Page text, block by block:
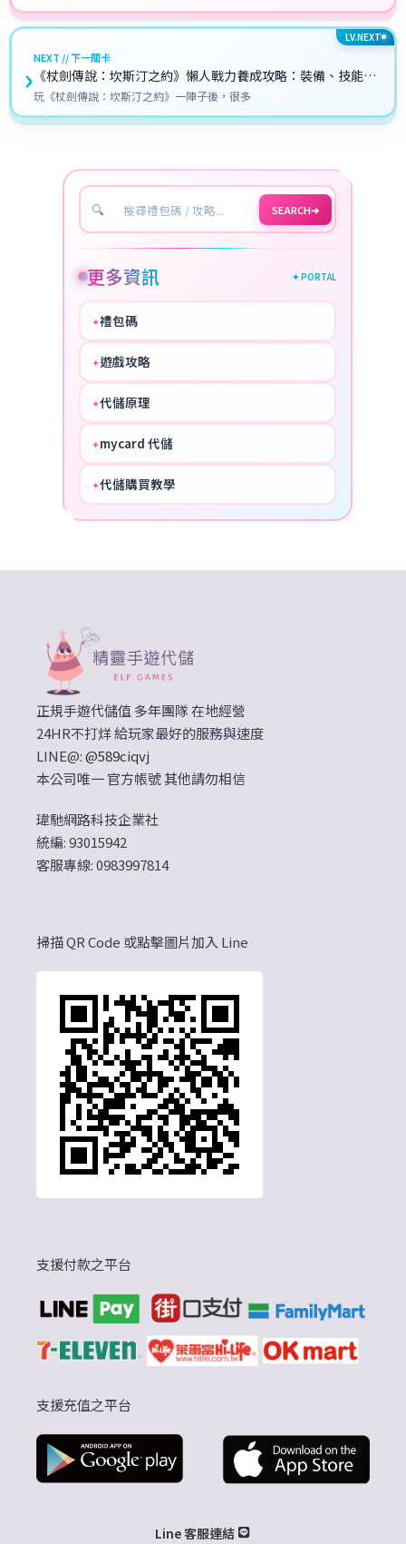
LV.NEXT
NEXT // 下一關卡
《杖劍傳說：坎斯汀之約》懶人戰力養成攻略：裝備、技能、
戰力全搞懂！
玩《杖劍傳說：坎斯汀之約》一陣子後，很多
›
🔍 SEARCH➔
更多資訊 ✦ PORTAL
✦禮包碼
✦遊戲攻略
✦代儲原理
✦mycard 代儲
✦代儲購買教學
正規手遊代儲值 多年團隊 在地經營
24HR不打烊 給玩家最好的服務與速度
LINE@:@589ciqvj
本公司唯一 官方帳號 其他請勿相信
瑋馳網路科技企業社
統編: 93015942
客服專線: 0983997814
掃描 QR Code 或點擊圖片加入 Line
支援付款之平台
支援充值之平台
Line 客服連結